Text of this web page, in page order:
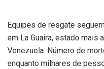
Equipes de resgate
em La Guaira, estado mais
Venezuela. Número de
enquanto milhares de